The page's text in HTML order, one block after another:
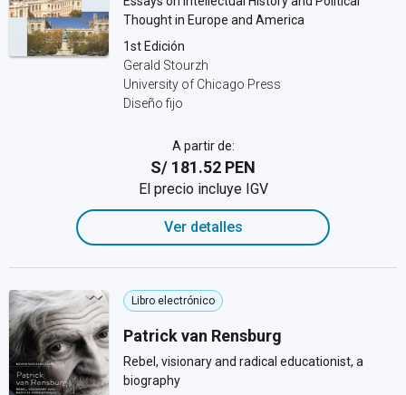
Thought in Europe and America
1st Edición
Gerald Stourzh
University of Chicago Press
Diseño fijo
A partir de:
S/ 181.52 PEN
El precio incluye IGV
Ver detalles
Libro electrónico
Patrick van Rensburg
Rebel, visionary and radical educationist, a
biography